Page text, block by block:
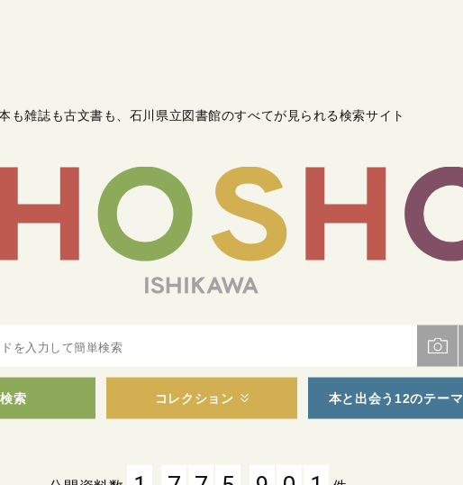
も雑誌も古文書も 石川県立図書館のすべてが見られる検索サイト
索 コレクション 本と出会う12のテーマ